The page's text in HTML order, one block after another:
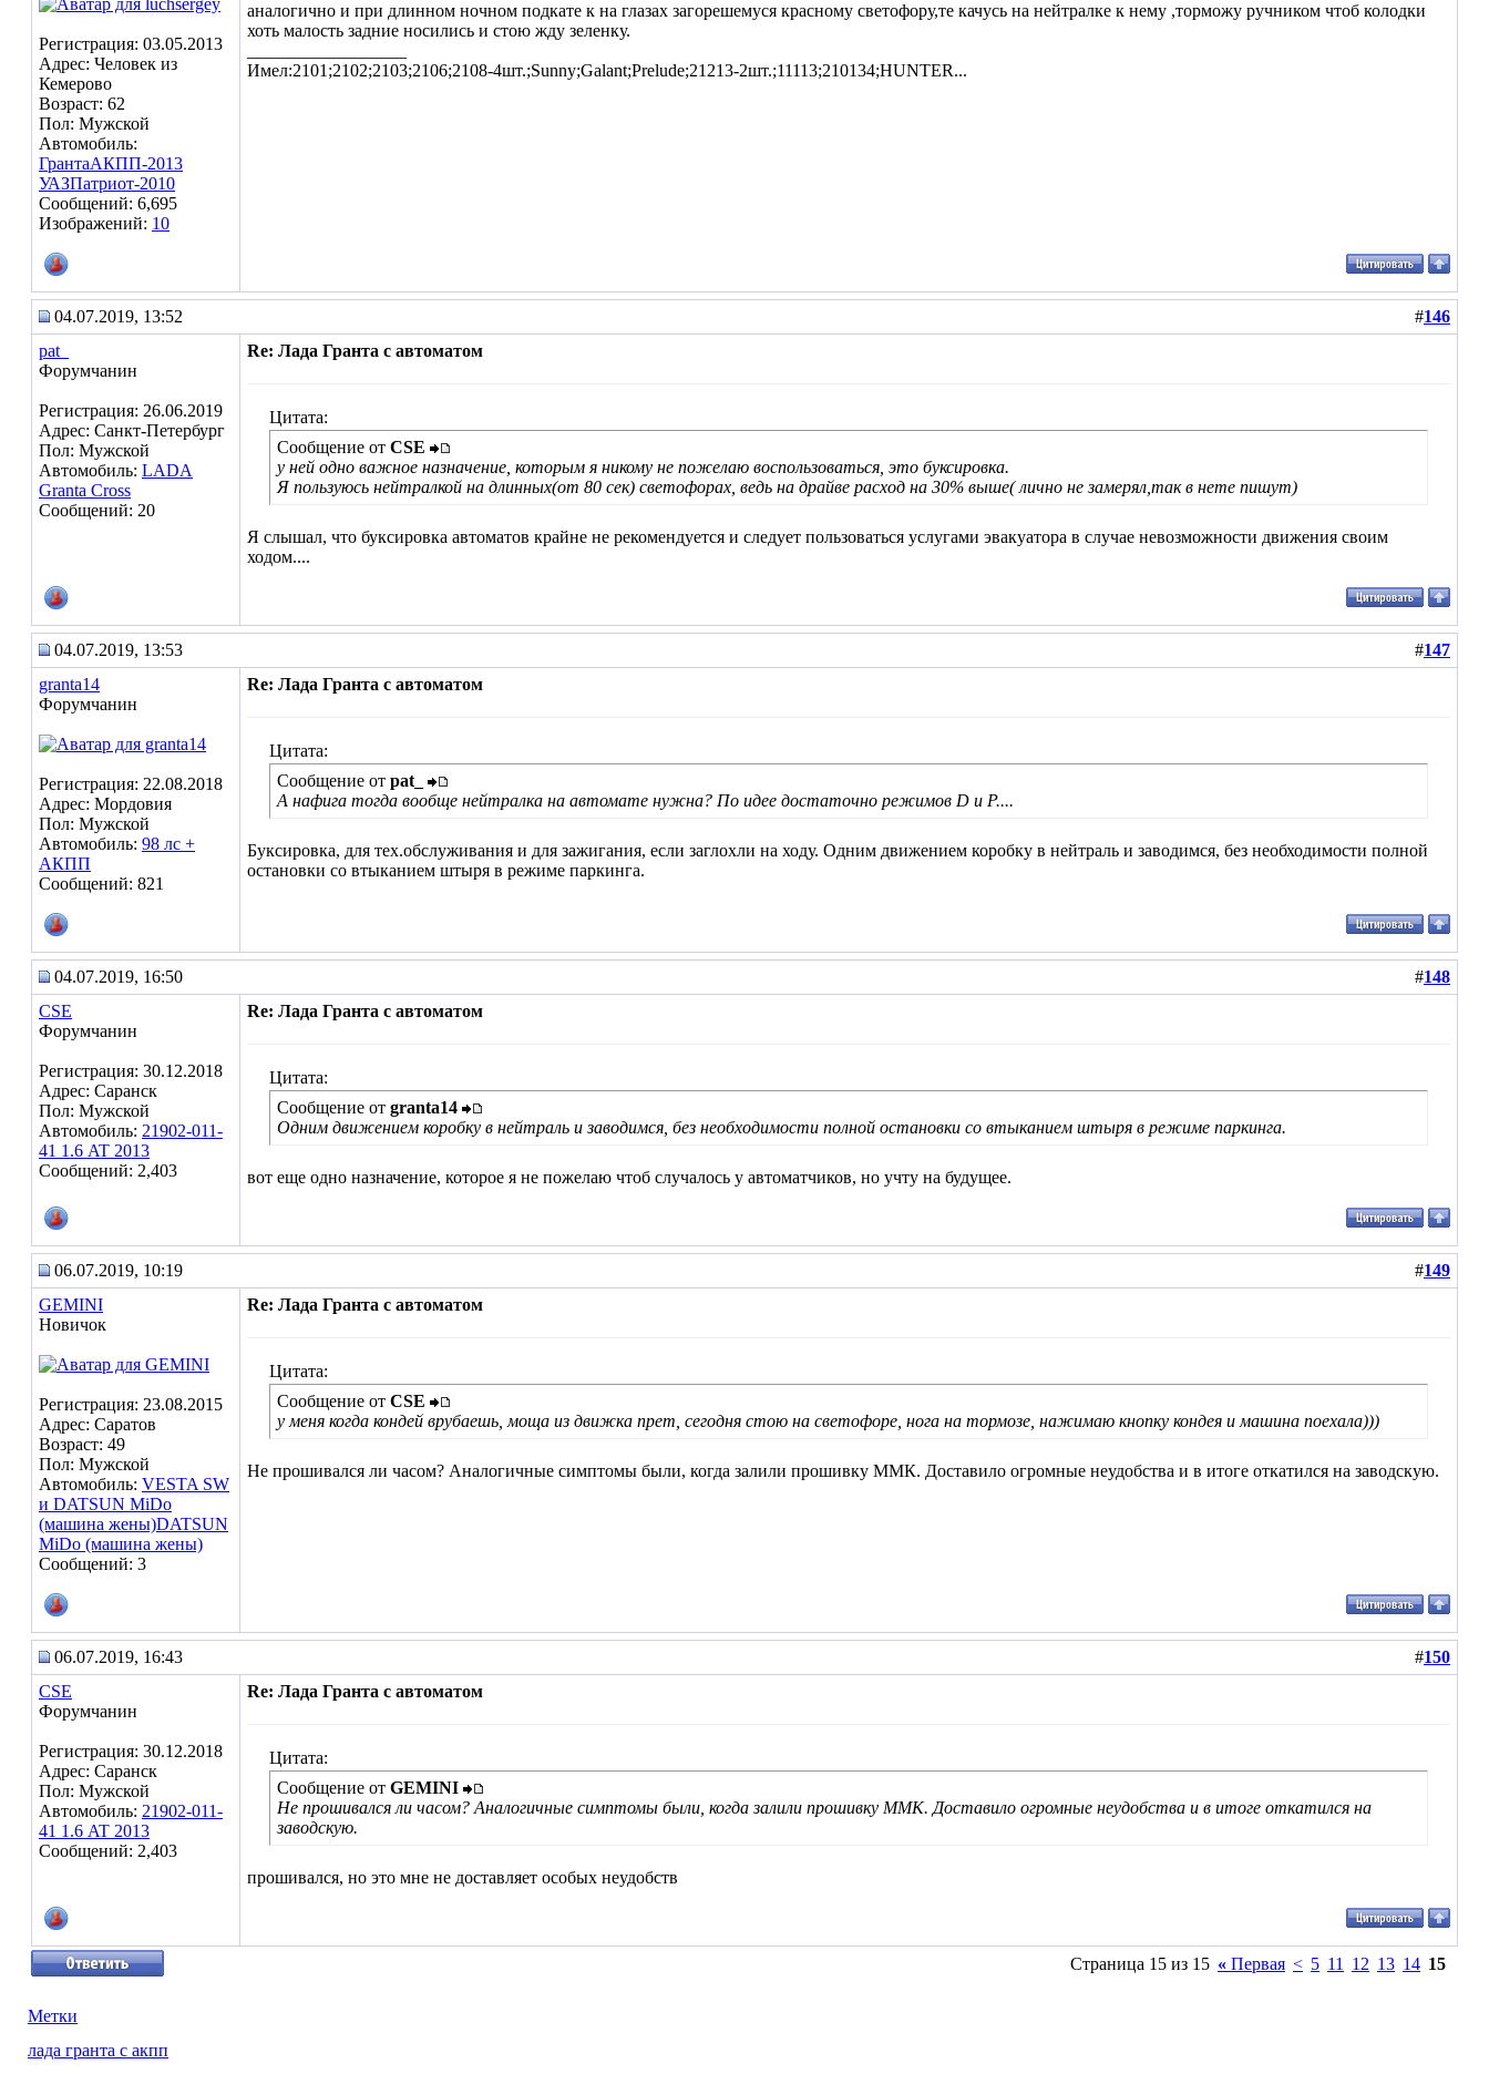
Регистрация: 03.05.2013
Адрес: Человек из
Кемерово
Возраст: 62
Пол: Мужской
Автомобиль:
ГрантаАКПП-2013
УАЗПатриот-2010
Сообщений: 6,695
Изображений: 10
аналогично и при длинном ночном подкате к на глазах загорешемуся красному светофору,те качусь на нейтралке к нему ,торможу ручником чтоб колодки
хоть малость задние носились и стою жду зеленку.
Имел:2101;2102;2103;2106;2108-4шт.;Sunny;Galant;Prelude;21213-2шт.;11113;210134;HUNTER...
04.07.2019, 13:52 #146
pat_
Форумчанин
Регистрация: 26.06.2019
Адрес: Санкт-Петербург
Пол: Мужской
Автомобиль: LADA
Granta Cross
Сообщений: 20
Re: Лада Гранта с автоматом
Цитата:
Сообщение от CSE
у ней одно важное назначение, которым я никому не пожелаю воспользоваться, это буксировка.
Я пользуюсь нейтралкой на длинных(от 80 сек) светофорах, ведь на драйве расход на 30% выше( лично не замерял,так в нете пишут)
Я слышал, что буксировка автоматов крайне не рекомендуется и следует пользоваться услугами эвакуатора в случае невозможности движения своим
ходом....
04.07.2019, 13:53 #147
granta14
Форумчанин
Регистрация: 22.08.2018
Адрес: Мордовия
Пол: Мужской
Автомобиль: 98 лс +
АКПП
Сообщений: 821
Re: Лада Гранта с автоматом
Цитата:
Сообщение от pat_
А нафига тогда вообще нейтралка на автомате нужна? По идее достаточно режимов D и P....
Буксировка, для тех.обслуживания и для зажигания, если заглохли на ходу. Одним движением коробку в нейтраль и заводимся, без необходимости полной
остановки со втыканием штыря в режиме паркинга.
04.07.2019, 16:50 #148
CSE
Форумчанин
Регистрация: 30.12.2018
Адрес: Саранск
Пол: Мужской
Автомобиль: 21902-011-
41 1.6 AT 2013
Сообщений: 2,403
Re: Лада Гранта с автоматом
Цитата:
Сообщение от granta14
Одним движением коробку в нейтраль и заводимся, без необходимости полной остановки со втыканием штыря в режиме паркинга.
вот еще одно назначение, которое я не пожелаю чтоб случалось у автоматчиков, но учту на будущее.
06.07.2019, 10:19 #149
GEMINI
Новичок
Регистрация: 23.08.2015
Адрес: Саратов
Возраст: 49
Пол: Мужской
Автомобиль: VESTA SW
и DATSUN MiDo
(машина жены)DATSUN
MiDo (машина жены)
Сообщений: 3
Re: Лада Гранта с автоматом
Цитата:
Сообщение от CSE
у меня когда кондей врубаешь, моща из движка прет, сегодня стою на светофоре, нога на тормозе, нажимаю кнопку кондея и машина поехала)))
Не прошивался ли часом? Аналогичные симптомы были, когда залили прошивку ММК. Доставило огромные неудобства и в итоге откатился на заводскую.
06.07.2019, 16:43 #150
CSE
Форумчанин
Регистрация: 30.12.2018
Адрес: Саранск
Пол: Мужской
Автомобиль: 21902-011-
41 1.6 AT 2013
Сообщений: 2,403
Re: Лада Гранта с автоматом
Цитата:
Сообщение от GEMINI
Не прошивался ли часом? Аналогичные симптомы были, когда залили прошивку ММК. Доставило огромные неудобства и в итоге откатился на
заводскую.
прошивался, но это мне не доставляет особых неудобств
Страница 15 из 15 « Первая < 5 11 12 13 14 15
Метки
лада гранта с акпп